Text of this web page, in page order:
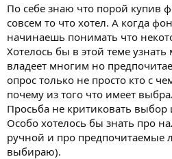
а
По себе знаю что порой купив
совсем то что хотел. А когда
начинаешь понимать что
Хотелось бы в этой теме
владеет многим но
опрос только не просто кто с
почему из того что имеет
Просьба не критиковать выбор
Особо хотелось бы знать про
ручной и про предпочитаемые
выбираю).